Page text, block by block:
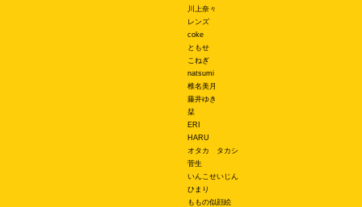
川上奈々
レンズ
coke
ともせ
こねぎ
natsumi
椎名美月
藤井ゆき
栞
ERI
HARU
オタカ タカシ
菅生
いんこせいじん
ひまり
ももの似顔絵